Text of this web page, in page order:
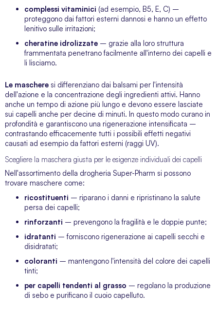
complessi vitaminici (ad esempio, B5, E, C) –
proteggono dai fattori esterni dannosi e hanno un effetto
lenitivo sulle irritazioni;
cheratine idrolizzate – grazie alla loro struttura
frammentata penetrano facilmente all'interno dei capelli e
li lisciamo.
Le maschere si differenziano dai balsami per l'intensità
dell'azione e la concentrazione degli ingredienti attivi. Hanno
anche un tempo di azione più lungo e devono essere lasciate
sui capelli anche per decine di minuti. In questo modo curano in
profondità e garantiscono una rigenerazione intensificata –
contrastando efficacemente tutti i possibili effetti negativi
causati ad esempio da fattori esterni (raggi UV).
Scegliere la maschera giusta per le esigenze individuali dei capelli
Nell'assortimento della drogheria Super-Pharm si possono
trovare maschere come:
ricostituenti – riparano i danni e ripristinano la salute
persa dei capelli;
rinforzanti – prevengono la fragilità e le doppie punte;
idratanti – forniscono rigenerazione ai capelli secchi e
disidratati;
coloranti – mantengono l'intensità del colore dei capelli
tinti;
per capelli tendenti al grasso – regolano la produzione
di sebo e purificano il cuoio capelluto.